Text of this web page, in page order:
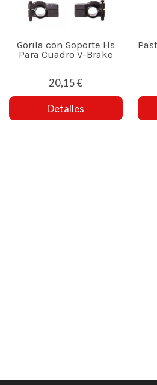
Gorila con Soporte Hs
Para Cuadro V-Brake
20,15 €
Detalles